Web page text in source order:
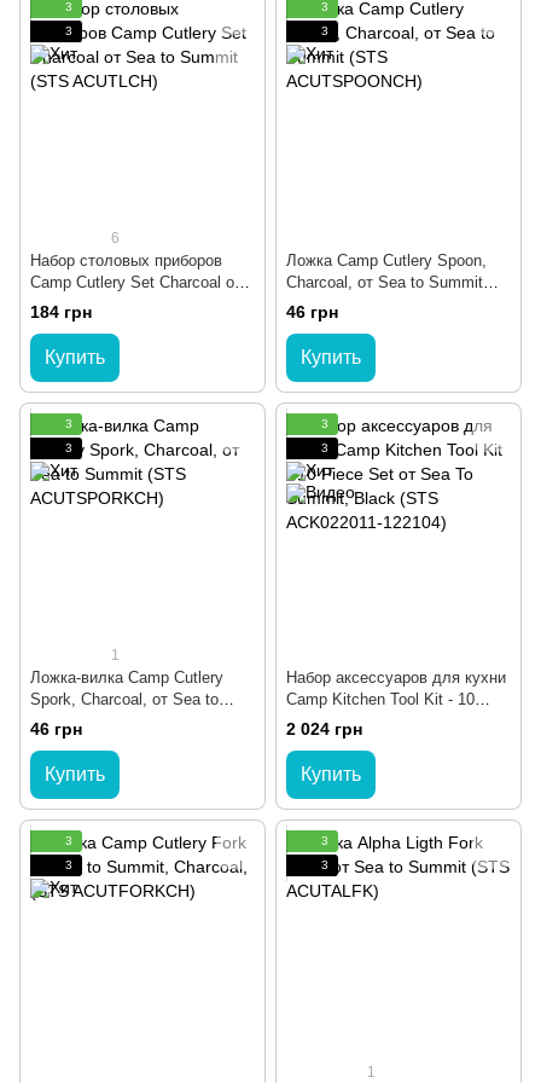
3
3
6
Набор столовых приборов
Camp Cutlery Set Charcoal от
Sea to Summit (STS
ACUTLCH)
184 грн
Купить
3
3
Ложка Camp Cutlery Spoon,
Charcoal, от Sea to Summit
(STS ACUTSPOONCH)
46 грн
Купить
3
3
1
Ложка-вилка Camp Cutlery
Spork, Charcoal, от Sea to
Summit (STS ACUTSPORKCH)
46 грн
Купить
3
3
Набор аксессуаров для кухни
Camp Kitchen Tool Kit - 10
Piece Set от Sea To Summit,
Black (STS ACK022011-
122104)
2 024 грн
Купить
3
3
3
3
1